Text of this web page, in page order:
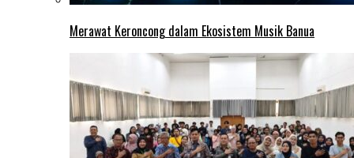
Merawat Keroncong dalam Ekosistem Musik Banua